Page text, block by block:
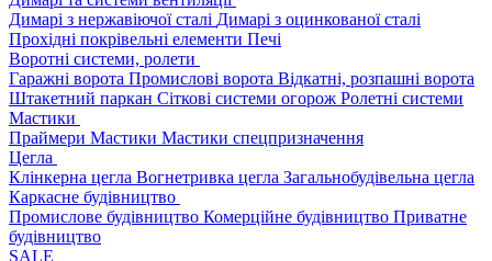
Димарі з нержавіючої сталі Димарі з оцинкованої сталі
Прохідні покрівельні елементи Печі
Воротні системи, ролети
Гаражні ворота Промислові ворота Відкатні, розпашні ворота
Штакетний паркан Сіткові системи огорож Ролетні системи
Мастики
Праймери Мастики Мастики спецпризначення
Цегла
Клінкерна цегла Вогнетривка цегла Загальнобудівельна цегла
Каркасне будівництво
Промислове будівництво Комерційне будівництво Приватне
будівництво
SALE